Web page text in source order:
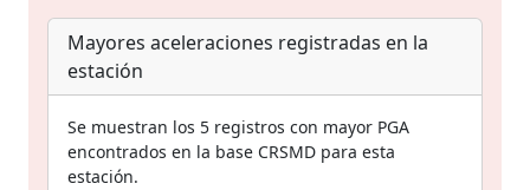
Mayores aceleraciones registradas en la
estación
Se muestran los 5 registros con mayor PGA
encontrados en la base CRSMD para esta
estación.